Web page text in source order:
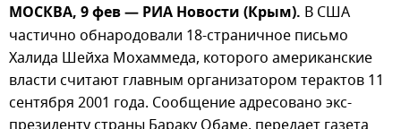
МОСКВА, 9 фев — РИА Новости (Крым). В США
частично обнародовали 18-страничное письмо
Халида Шейха Мохаммеда, которого американские
власти считают главным организатором терактов 11
сентября 2001 года. Сообщение адресовано экс-